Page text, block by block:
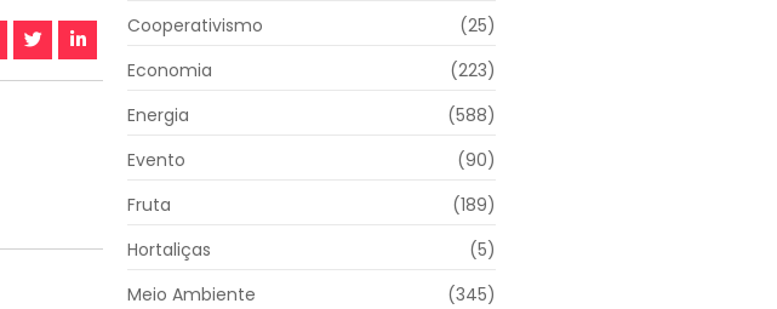
Cooperativismo
(25)
Economia
(223)
Energia
(588)
Evento
(90)
Fruta
(189)
Hortaliças
(5)
Meio Ambiente
(345)